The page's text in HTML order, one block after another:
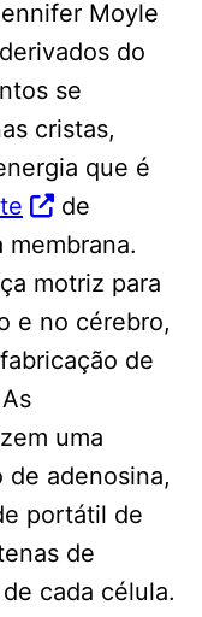
Moyle
do
se
cristas,
que é
de
motriz para
e no cérebro,
de
uma
de adenosina,
portátil de
de
cada célula.